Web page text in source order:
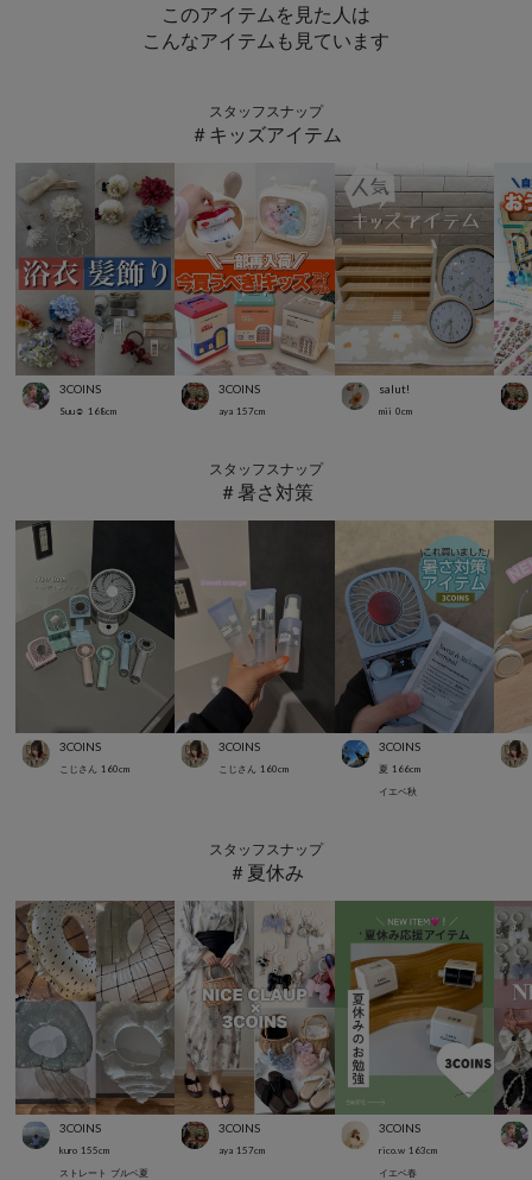
このアイテムを見た人は
こんなアイテムも見ています
スタッフスナップ
＃キッズアイテム
3COINS
Suu☺︎ 168cm
3COINS
aya 157cm
salut!
mii 0cm
スタッフスナップ
＃暑さ対策
3COINS
こじさん 160cm
3COINS
こじさん 160cm
3COINS
夏 166cm
イエベ秋
スタッフスナップ
＃夏休み
3COINS
kuro 155cm
ストレート ブルベ夏
3COINS
aya 157cm
3COINS
rico.w 163cm
イエベ春